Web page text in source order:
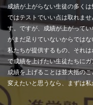
成績が上がらない生徒の多く
ではテストでいい点は取れま
す。ですが、成績が上がって
がまだ足りていないからではな
私たちが提供するもの、それ
で成績を上げたい生徒たちにガ
成績を上げることは並大抵の
変えたいと思うなら、まずは私